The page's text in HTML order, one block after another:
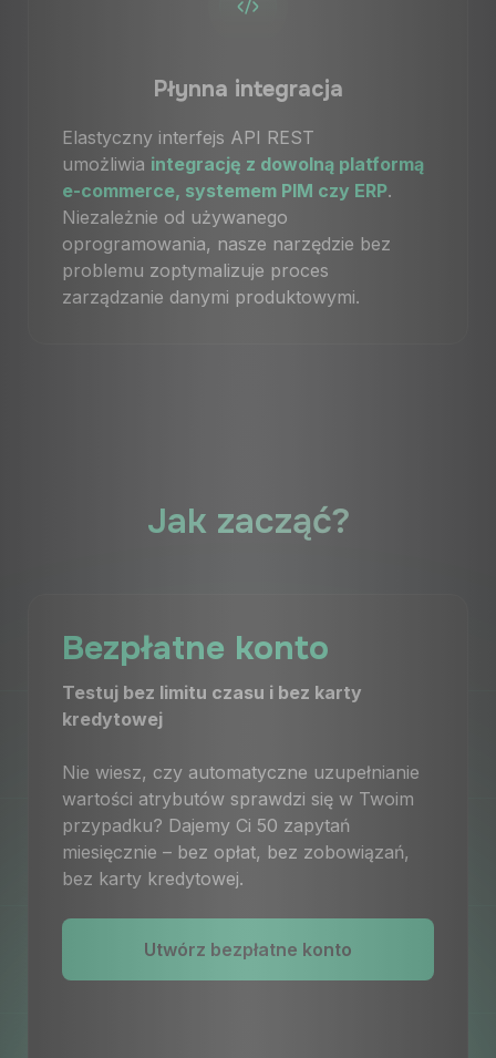
Płynna integracja
Elastyczny interfejs API REST
umożliwia integrację z dowolną platformą
e-commerce, systemem PIM czy ERP.
Niezależnie od używanego
oprogramowania, nasze narzędzie bez
problemu zoptymalizuje proces
zarządzanie danymi produktowymi.
Jak zacząć?
Bezpłatne konto
Testuj bez limitu czasu i bez karty
kredytowej
Nie wiesz, czy automatyczne uzupełnianie
wartości atrybutów sprawdzi się w Twoim
przypadku? Dajemy Ci 50 zapytań
miesięcznie – bez opłat, bez zobowiązań,
bez karty kredytowej.
Utwórz bezpłatne konto